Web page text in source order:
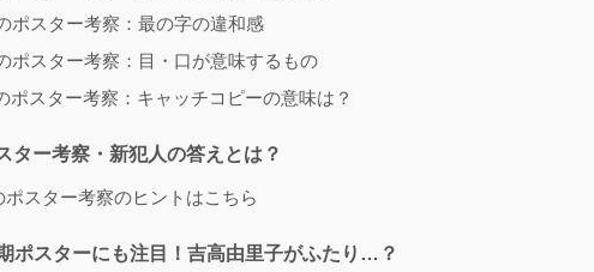
ポスター考察：最の字の違和感
ポスター考察：目・口が意味するもの
ポスター考察：キャッチコピーの意味は？
ター考察・新犯人の答えとは？
ポスター考察のヒントはこちら
ポスターにも注目！吉高由里子がふたり…？